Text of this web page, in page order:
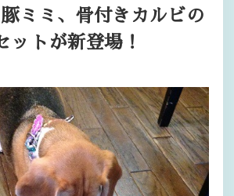
ミミ、骨付きカルビの
ットが新登場！